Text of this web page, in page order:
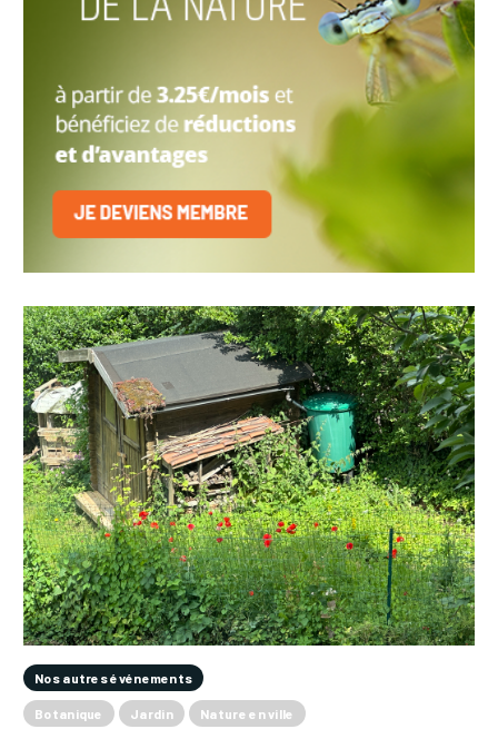
Nos autres événements
Botanique Jardin Nature en ville